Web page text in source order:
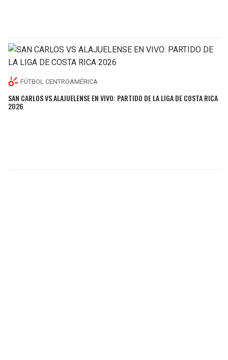
FÚTBOL CENTROAMÉRICA
SAN CARLOS VS ALAJUELENSE EN VIVO: PARTIDO DE LA LIGA DE COSTA RICA
2026